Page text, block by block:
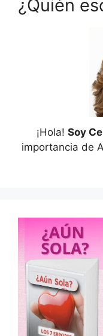
¿Quién
¡Hola! Soy
importancia de